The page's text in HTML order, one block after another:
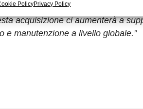
PolicyPrivacy Policyla nostra proposta
acquisizione ci aumenterà a
e manutenzione a livello globale.”